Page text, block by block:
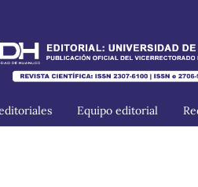
Equipo editorial